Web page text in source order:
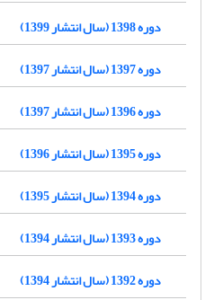
دوره 1398 (سال انتشار 1399)
دوره 1397 (سال انتشار 1397)
دوره 1396 (سال انتشار 1397)
دوره 1395 (سال انتشار 1396)
دوره 1394 (سال انتشار 1395)
دوره 1393 (سال انتشار 1394)
دوره 1392 (سال انتشار 1394)